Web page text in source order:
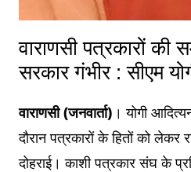
वाराणसी पत्रकारों
सरकार गंभीर : सीएम
वाराणसी (जनवार्ता) । योगी
दौरान पत्रकारों के हितों को लेकर
दोहराई। काशी पत्रकार संघ के